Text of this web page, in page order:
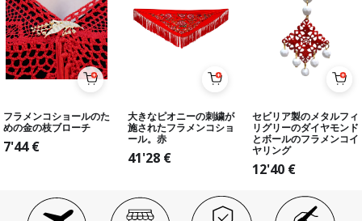
フラメンコショールのた
めの金の枝ブローチ
7'44€
大きなピオニーの刺繍が
施されたフラメンコショ
ール。赤
41'28 €
セビリア製のメタルフィ
リグリーのダイヤモンド
とボールのフラメンコイ
ヤリング
12'40 €